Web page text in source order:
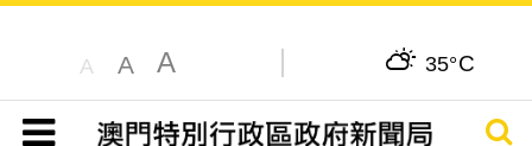
A A A 35°C
搜尋